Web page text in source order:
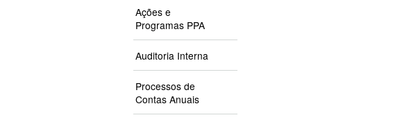
Ações e
Programas PPA
Auditoria Interna
Processos de
Contas Anuais